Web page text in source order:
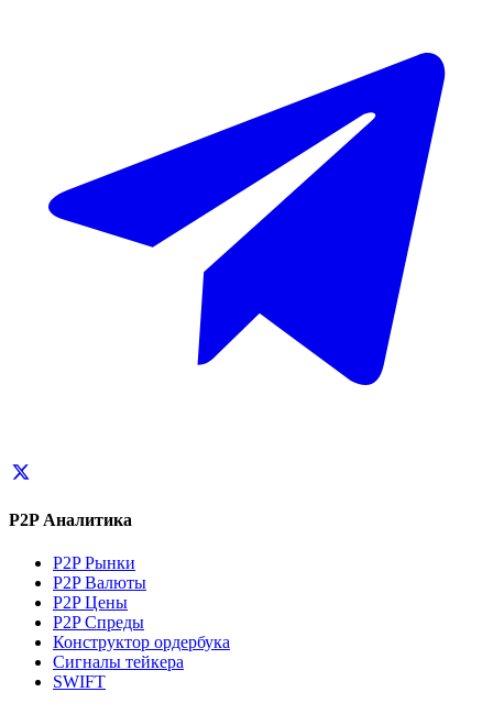
P2P Аналитика
P2P Рынки
P2P Валюты
P2P Цены
P2P Спреды
Конструктор ордербука
Сигналы тейкера
SWIFT